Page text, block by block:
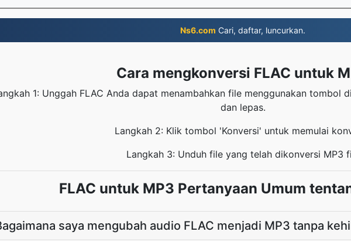
Ns6.com Cari, daftar, luncurkan.
Cara mengkonversi FLAC untuk
1: Unggah FLAC Anda dapat menambahkan file menggunakan tombol
dan lepas.
Langkah 2: Klik tombol 'Konversi' untuk memulai
Langkah 3: Unduh file yang telah dikonversi MP3
FLAC untuk MP3 Pertanyaan Umum
saya mengubah audio FLAC menjadi MP3 tanpa